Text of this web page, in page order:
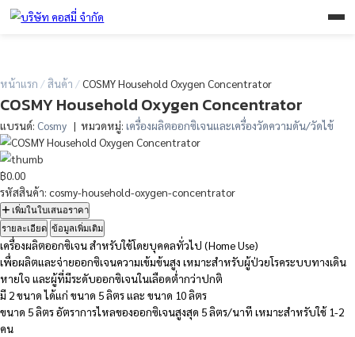
หน้าแรก/ สินค้า/COSMY Household Oxygen Concentrator
COSMY Household Oxygen
แบรนด์:Cosmy| หมวดหมู่:เครื่องผลิตออกซิเจนและเครื่องวัดความ
฿0.00
รหัสสินค้า: cosmy-household-oxygen-concentrator
เพิ่มในใบเสนอราคา
รายละเอียด ข้อมูลเพิ่มเติม
เครื่องผลิตออกซิเจน สำหรับใช้โดยบุคคลทั่วไป (Home Use)
เพื่อผลิตและจ่ายออกซิเจนความเข้มข้นสูง เหมาะสำหรับผู้ป่วยโรคระ
หายใจ และผู้ที่มีระดับออกซิเจนในเลือดต่ำกว่าปกติ